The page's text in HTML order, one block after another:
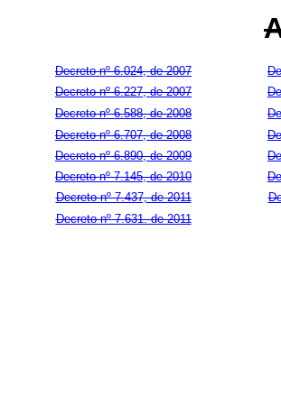
Decreto nº 6.024, de 2007
Decreto nº 6.227, de 2007
Decreto nº 6.588, de 2008
Decreto nº 6.707, de 2008
Decreto nº 6.890, de 2009
Decreto nº 7.145, de 2010
Decreto nº 7.437, de 2011
Decreto nº 7.631. de 2011